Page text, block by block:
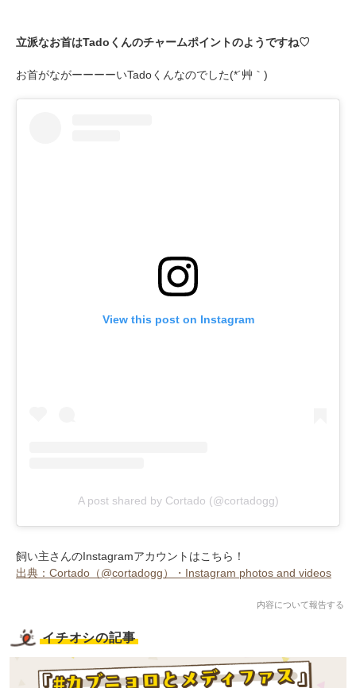
立派なお首はTadoくんのチャームポイントのようですね♡
お首がながーーーーいTadoくんなのでした(*´艸｀)
View this post on Instagram
A post shared by Cortado (@cortadogg)
飼い主さんのInstagramアカウントはこちら！
出典：Cortado（@cortadogg）・Instagram photos and videos
内容について報告する
イチオシの記事